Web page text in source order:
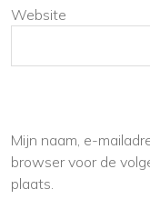
Website
Mijn naam, e-
browser voor de
plaats.